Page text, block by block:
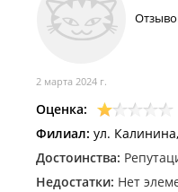
2 марта 2024 г.
Оценка:
Филиал: ул.
Достоинства:
Недостатки: Нет